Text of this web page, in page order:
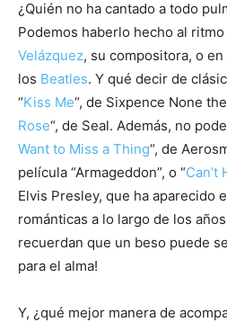
¿Quién no ha cantado a todo
Podemos haberlo hecho al
Velázquez, su compositora, o
los Beatles. Y qué decir de
“Kiss Me“, de Sixpence None
Rose“, de Seal. Además, no
Want to Miss a Thing“, de
película “Armageddon”, o “Can’t
Elvis Presley, que ha aparecido
románticas a lo largo de los
recuerdan que un beso puede
para el alma!
Y, ¿qué mejor manera de